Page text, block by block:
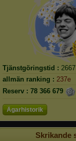
Tjänstgöringstid :
allmän ranking : 237e
Reserv : 78 366 679
Ägarhistorik
Skrikande